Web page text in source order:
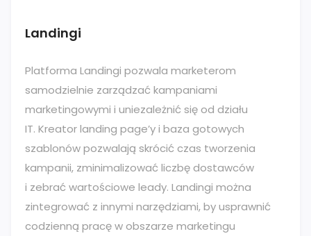
Landingi
Platforma Landingi pozwala marketerom
samodzielnie zarządzać kampaniami
marketingowymi i uniezależnić się od działu
IT. Kreator landing page’y i baza gotowych
szablonów pozwalają skrócić czas tworzenia
kampanii, zminimalizować liczbę dostawców
i zebrać wartościowe leady. Landingi można
zintegrować z innymi narzędziami, by usprawnić
codzienną pracę w obszarze marketingu